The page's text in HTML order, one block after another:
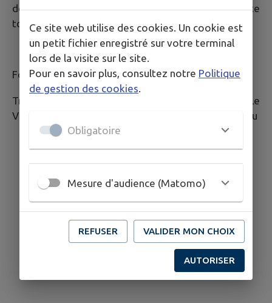
de guêpes est réalisée gratuitement mais nécessite
tout de même de contacter au préalable le 18.
Forces de l'ordre
Traubach-le-Bas est situé en zone Gendarmerie. Le
Village dépend de la brigade de Dannemarie situé au
Ce site web utilise des cookies. Un cookie est
un petit fichier enregistré sur votre terminal
lors de la visite sur le site.
Pour en savoir plus, consultez notre Politique
de gestion des cookies.
Obligatoire
Mesure d'audience (Matomo)
REFUSER VALIDER MON CHOIX
AUTORISER